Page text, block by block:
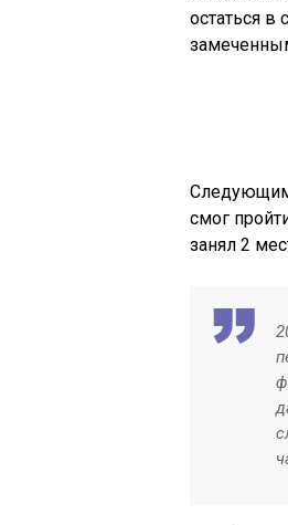
остаться в
Следующим
смог
занял 2